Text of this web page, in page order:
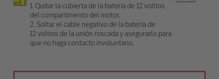
1. Quitar la cubierta de la batería de 12 voltios
del compartimento del motor.
2. Soltar el cable negativo de la batería de
12 voltios de la unión roscada y asegurarlo para
que no haga contacto involuntario.